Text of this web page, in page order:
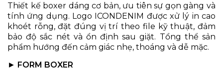
Thiết kế boxer dáng cơ bản, ưu tiên sự gọn gàng và
tính ứng dụng. Logo ICONDENIM được xử lý in cao
khoét rỗng, đặt đúng vị trí theo file kỹ thuật, đảm
bảo độ sắc nét và ổn định sau giặt. Tổng thể sản
phẩm hướng đến cảm giác nhẹ, thoáng và dễ mặc.
► FORM BOXER